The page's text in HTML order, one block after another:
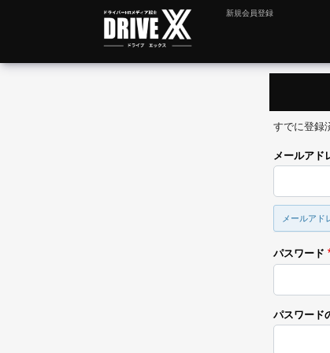
新規会員登録
すでに登録
メールアド
メールアド
パスワード
パスワード